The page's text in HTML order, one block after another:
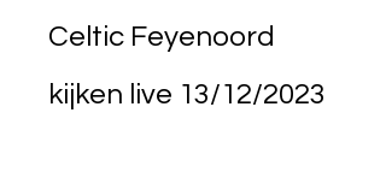
Celtic Feyenoord
kijken live 13/12/2023